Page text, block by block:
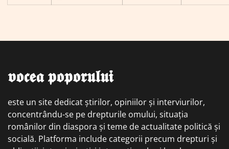
𝖛𝖔𝖈𝖊𝖆 𝖕𝖔𝖕𝖔𝖗𝖚𝖑𝖚𝖎
este un site dedicat știrilor, opiniilor și interviurilor,
concentrându-se pe drepturile omului, situația
românilor din diaspora și teme de actualitate politică și
socială. Platforma include categorii precum drepturi și